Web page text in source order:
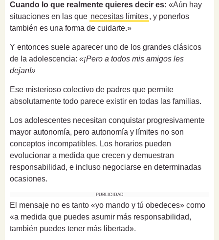
Cuando lo que realmente quieres decir es: «Aún hay
situaciones en las que necesitas límites, y ponerlos
también es una forma de cuidarte.»
Y entonces suele aparecer uno de los grandes clásicos
de la adolescencia: «¡Pero a todos mis amigos les
dejan!»
Ese misterioso colectivo de padres que permite
absolutamente todo parece existir en todas las familias.
Los adolescentes necesitan conquistar progresivamente
mayor autonomía, pero autonomía y límites no son
conceptos incompatibles. Los horarios pueden
evolucionar a medida que crecen y demuestran
responsabilidad, e incluso negociarse en determinadas
ocasiones.
PUBLICIDAD
El mensaje no es tanto «yo mando y tú obedeces» como
«a medida que puedes asumir más responsabilidad,
también puedes tener más libertad».